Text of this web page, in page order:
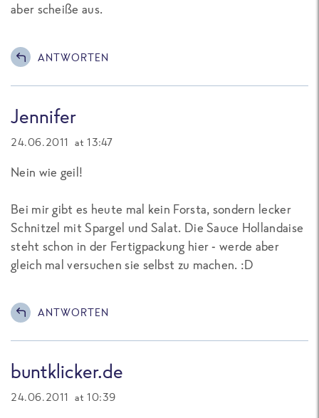
aber scheiße aus.
ANTWORTEN
Jennifer
24.06.2011 at 13:47
Nein wie geil!
Bei mir gibt es heute mal kein Forsta, sondern lecker
Schnitzel mit Spargel und Salat. Die Sauce Hollandaise
steht schon in der Fertigpackung hier - werde aber
gleich mal versuchen sie selbst zu machen. :D
ANTWORTEN
buntklicker.de
24.06.2011 at 10:39